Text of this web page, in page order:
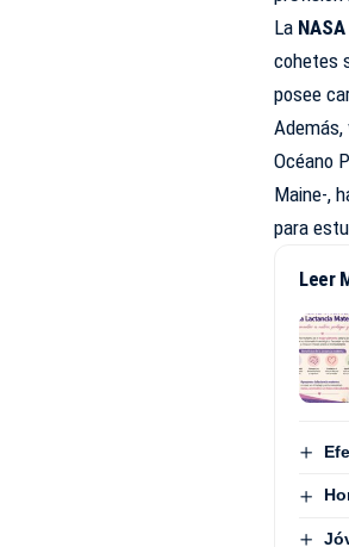
La NASA
cohetes
posee
Además,
Océano
Maine-,
para
Leer